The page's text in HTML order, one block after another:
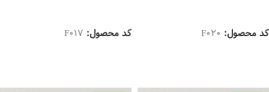
کد محصول: F020 کد محصول: F017